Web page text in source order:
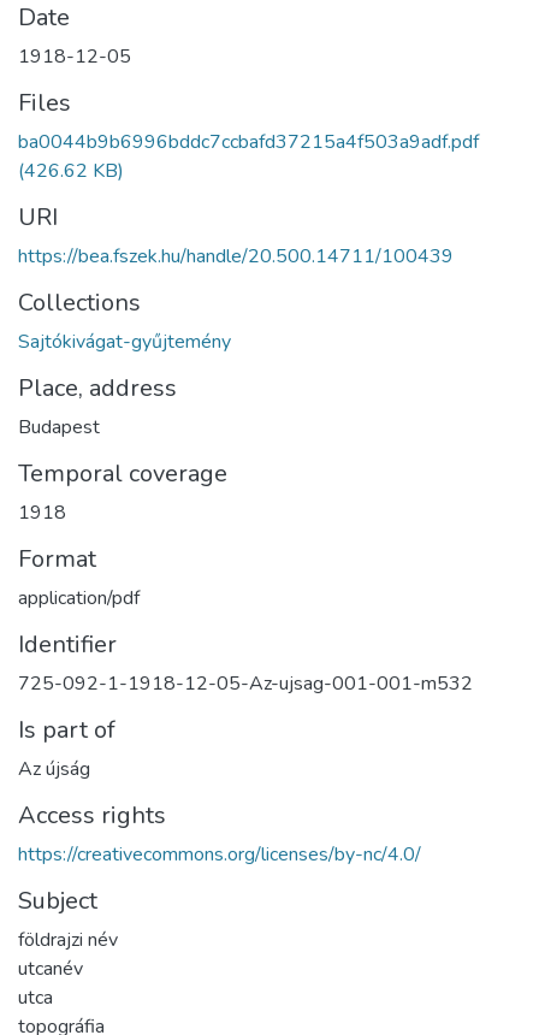
Date
1918-12-05
Files
ba0044b9b6996bddc7ccbafd37215a4f503a9adf.pdf
(426.62 KB)
URI
https://bea.fszek.hu/handle/20.500.14711/100439
Collections
Sajtókivágat-gyűjtemény
Place, address
Budapest
Temporal coverage
1918
Format
application/pdf
Identifier
725-092-1-1918-12-05-Az-ujsag-001-001-m532
Is part of
Az újság
Access rights
https://creativecommons.org/licenses/by-nc/4.0/
Subject
földrajzi név
utcanév
utca
topográfia